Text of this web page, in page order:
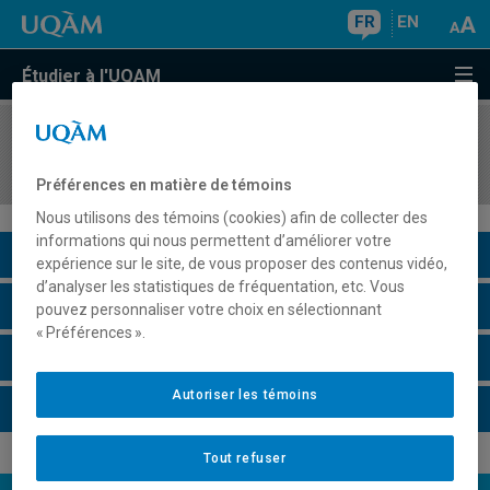
FR EN
Étudier à l'UQAM
COURS//
Description du cours
Horaire - Été 2026
Préférences en matière de témoins
Nous utilisons des témoins (cookies) afin de collecter des
informations qui nous permettent d’améliorer votre
expérience sur le site, de vous proposer des contenus vidéo,
d’analyser les statistiques de fréquentation, etc. Vous
pouvez personnaliser votre choix en sélectionnant
« Préférences ».
Tout refuser
Autoriser les témoins